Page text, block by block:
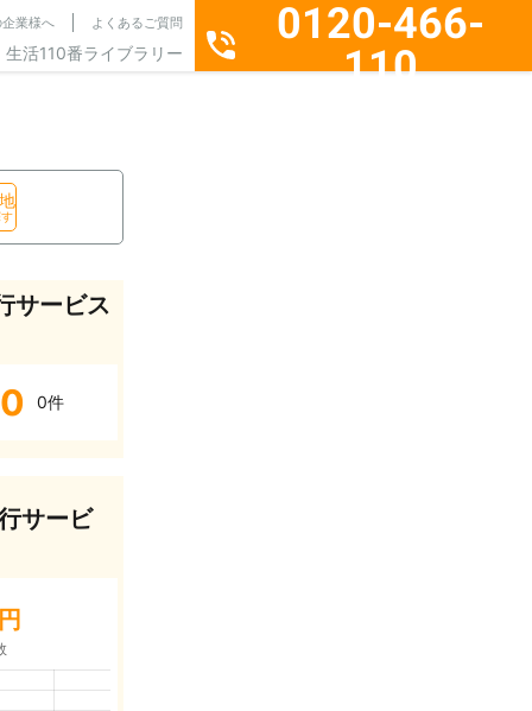
業様へ よくあるご質問
生活110番ライブラリー
0120-466-
110
サービス
0 0件
サービ